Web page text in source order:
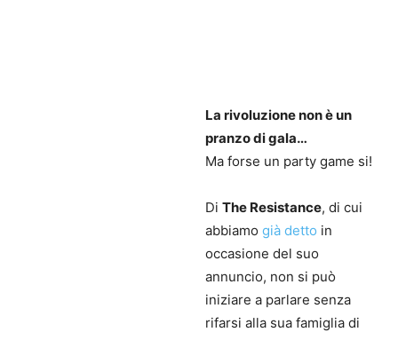
La rivoluzione non è un
pranzo di gala…
Ma forse un party game si!
Di The Resistance, di cui
abbiamo già detto in
occasione del suo
annuncio, non si può
iniziare a parlare senza
rifarsi alla sua famiglia di